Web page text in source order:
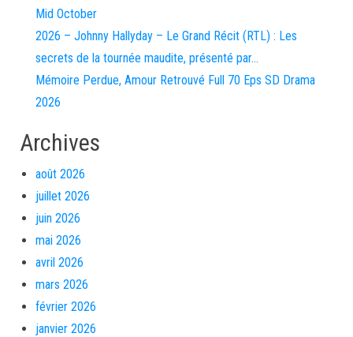
Mid October
2026 – Johnny Hallyday – Le Grand Récit (RTL) : Les
secrets de la tournée maudite, présenté par…
Mémoire Perdue, Amour Retrouvé Full 70 Eps SD Drama
2026
Archives
août 2026
juillet 2026
juin 2026
mai 2026
avril 2026
mars 2026
février 2026
janvier 2026